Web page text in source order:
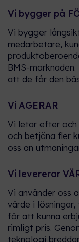
arbetar
expertis
iBOS i
Skriv in
årliga
och
är
expert.
Hur är
från
Vi bygger på
Vi bygger
medarbetare,
BMS-
att de får den
Vi AGERAR
Vi letar efter
och betjäna fler
oss an
Vi levererar
Vi använder oss
värde i
för att kunna
rimligt pris.
teknologi